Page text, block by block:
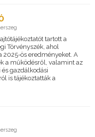
tartott a
Törvényszék, ahol
2025-ös eredményeket. A
a működésről, valamint az
gazdálkodási
is tájékoztatták a